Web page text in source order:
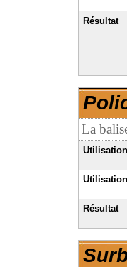
Résultat
La
Utilisation
Utilisation
Résultat